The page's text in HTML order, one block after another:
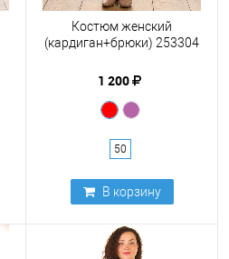
Костюм женский
(кардиган+брюки) 253304
1 200
50
В корзину